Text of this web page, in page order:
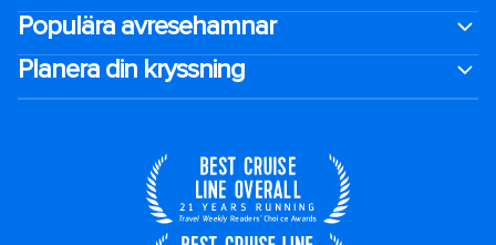
Populära avresehamnar
Planera din kryssning